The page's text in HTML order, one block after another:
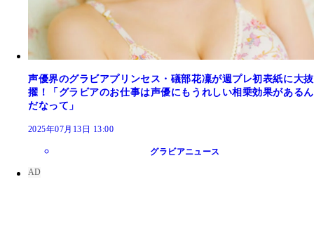
声優界のグラビアプリンセス・礒部花凜が週プレ初表紙に大抜
擢！「グラビアのお仕事は声優にもうれしい相乗効果があるん
だなって」
2025年07月13日 13:00
グラビアニュース